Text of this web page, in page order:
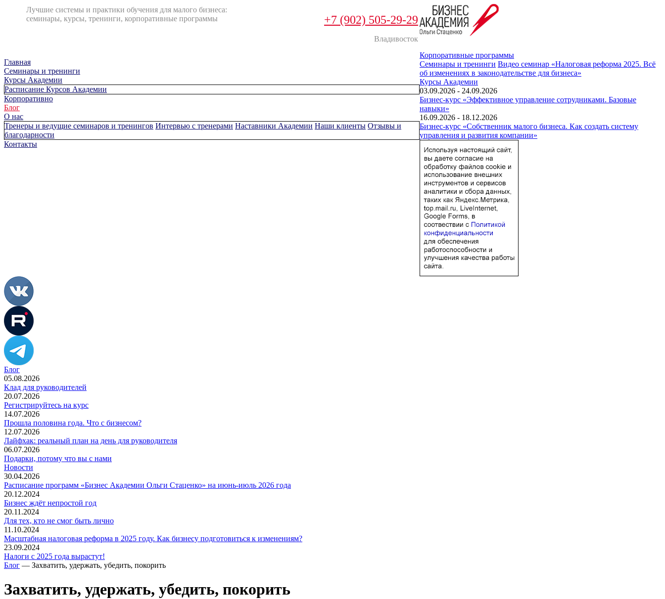
Лучшие системы и практики обучения для малого бизнеса:
семинары, курсы, тренинги, корпоративные программы
+7 (902) 505-29-29
Владивосток
Главная
Cеминары и тренинги
Курсы Академии
Расписание Курсов Академии
Корпоративно
Блог
О нас
Тренеры и ведущие семинаров и тренингов Интервью с тренерами Наставники Академии Наши клиенты Отзывы и
благодарности
Контакты
Корпоративные программы
Cеминары и тренинги Видео семинар «Налоговая реформа 2025. Всё
об изменениях в законодательстве для бизнеса»
Курсы Академии
03.09.2026 - 24.09.2026
Бизнес-курс «Эффективное управление сотрудниками. Базовые
навыки»
16.09.2026 - 18.12.2026
Бизнес-курс «Собственник малого бизнеса. Как создать систему
управления и развития компании»
Блог
05.08.2026
Клад для руководителей
20.07.2026
Регистрируйтесь на курс
14.07.2026
Прошла половина года. Что с бизнесом?
12.07.2026
Лайфхак: реальный план на день для руководителя
06.07.2026
Подарки, потому что вы с нами
Новости
30.04.2026
Расписание программ «Бизнес Академии Ольги Стаценко» на июнь-июль 2026 года
20.12.2024
Бизнес ждёт непростой год
20.11.2024
Для тех, кто не смог быть лично
11.10.2024
Масштабная налоговая реформа в 2025 году. Как бизнесу подготовиться к изменениям?
23.09.2024
Налоги с 2025 года вырастут!
Блог — Захватить, удержать, убедить, покорить
Захватить, удержать, убедить, покорить